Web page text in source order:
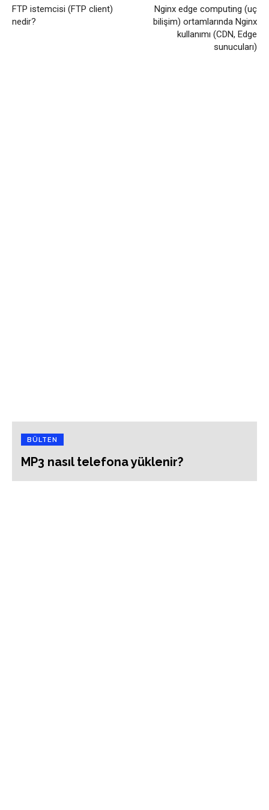
FTP istemcisi (FTP client)
nedir?
Nginx edge computing (uç
bilişim) ortamlarında Nginx
kullanımı (CDN, Edge
sunucuları)
BÜLTEN
MP3 nasıl telefona yüklenir?